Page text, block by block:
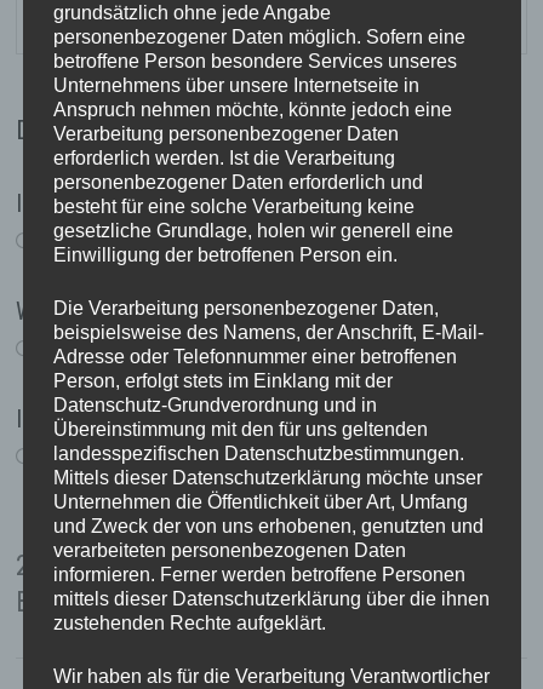
TanteRock →
DAS KÖNNTE DICH AUCH INTERESSIEREN
Ich hab den Pokal gesehen!
14. Juli 2006
Wer will Reishuete???
22. Januar 2006
Ich bin Millionaerin!
30. Dezember 2005
2 Gedanken zu “Der neueste Trend: Orangen-
Baeumchen”
grundsätzlich ohne jede Angabe
personenbezogener Daten möglich. Sofern eine
betroffene Person besondere Services unseres
Unternehmens über unsere Internetseite in
Anspruch nehmen möchte, könnte jedoch eine
Verarbeitung personenbezogener Daten
erforderlich werden. Ist die Verarbeitung
personenbezogener Daten erforderlich und
besteht für eine solche Verarbeitung keine
gesetzliche Grundlage, holen wir generell eine
Einwilligung der betroffenen Person ein.
Die Verarbeitung personenbezogener Daten,
beispielsweise des Namens, der Anschrift, E-Mail-
Adresse oder Telefonnummer einer betroffenen
Person, erfolgt stets im Einklang mit der
Datenschutz-Grundverordnung und in
Übereinstimmung mit den für uns geltenden
landesspezifischen Datenschutzbestimmungen.
Mittels dieser Datenschutzerklärung möchte unser
Unternehmen die Öffentlichkeit über Art, Umfang
und Zweck der von uns erhobenen, genutzten und
verarbeiteten personenbezogenen Daten
informieren. Ferner werden betroffene Personen
mittels dieser Datenschutzerklärung über die ihnen
zustehenden Rechte aufgeklärt.
Wir haben als für die Verarbeitung Verantwortlicher